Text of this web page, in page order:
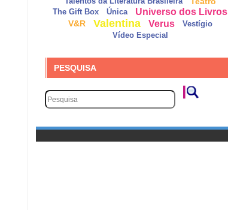
The Gift Box Única Universo dos Livros
V&R Valentina Verus
Vestígio
Vídeo Especial
PESQUISA